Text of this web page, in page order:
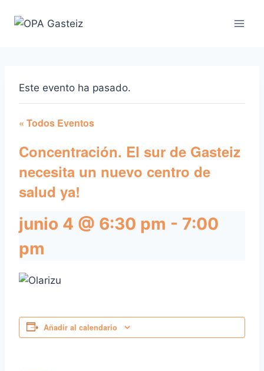
Este evento ha pasado.
« Todos Eventos
Concentración. El sur de Gasteiz
necesita un nuevo centro de
salud ya!
junio 4 @ 6:30 pm - 7:00
pm
Añadir al calendario